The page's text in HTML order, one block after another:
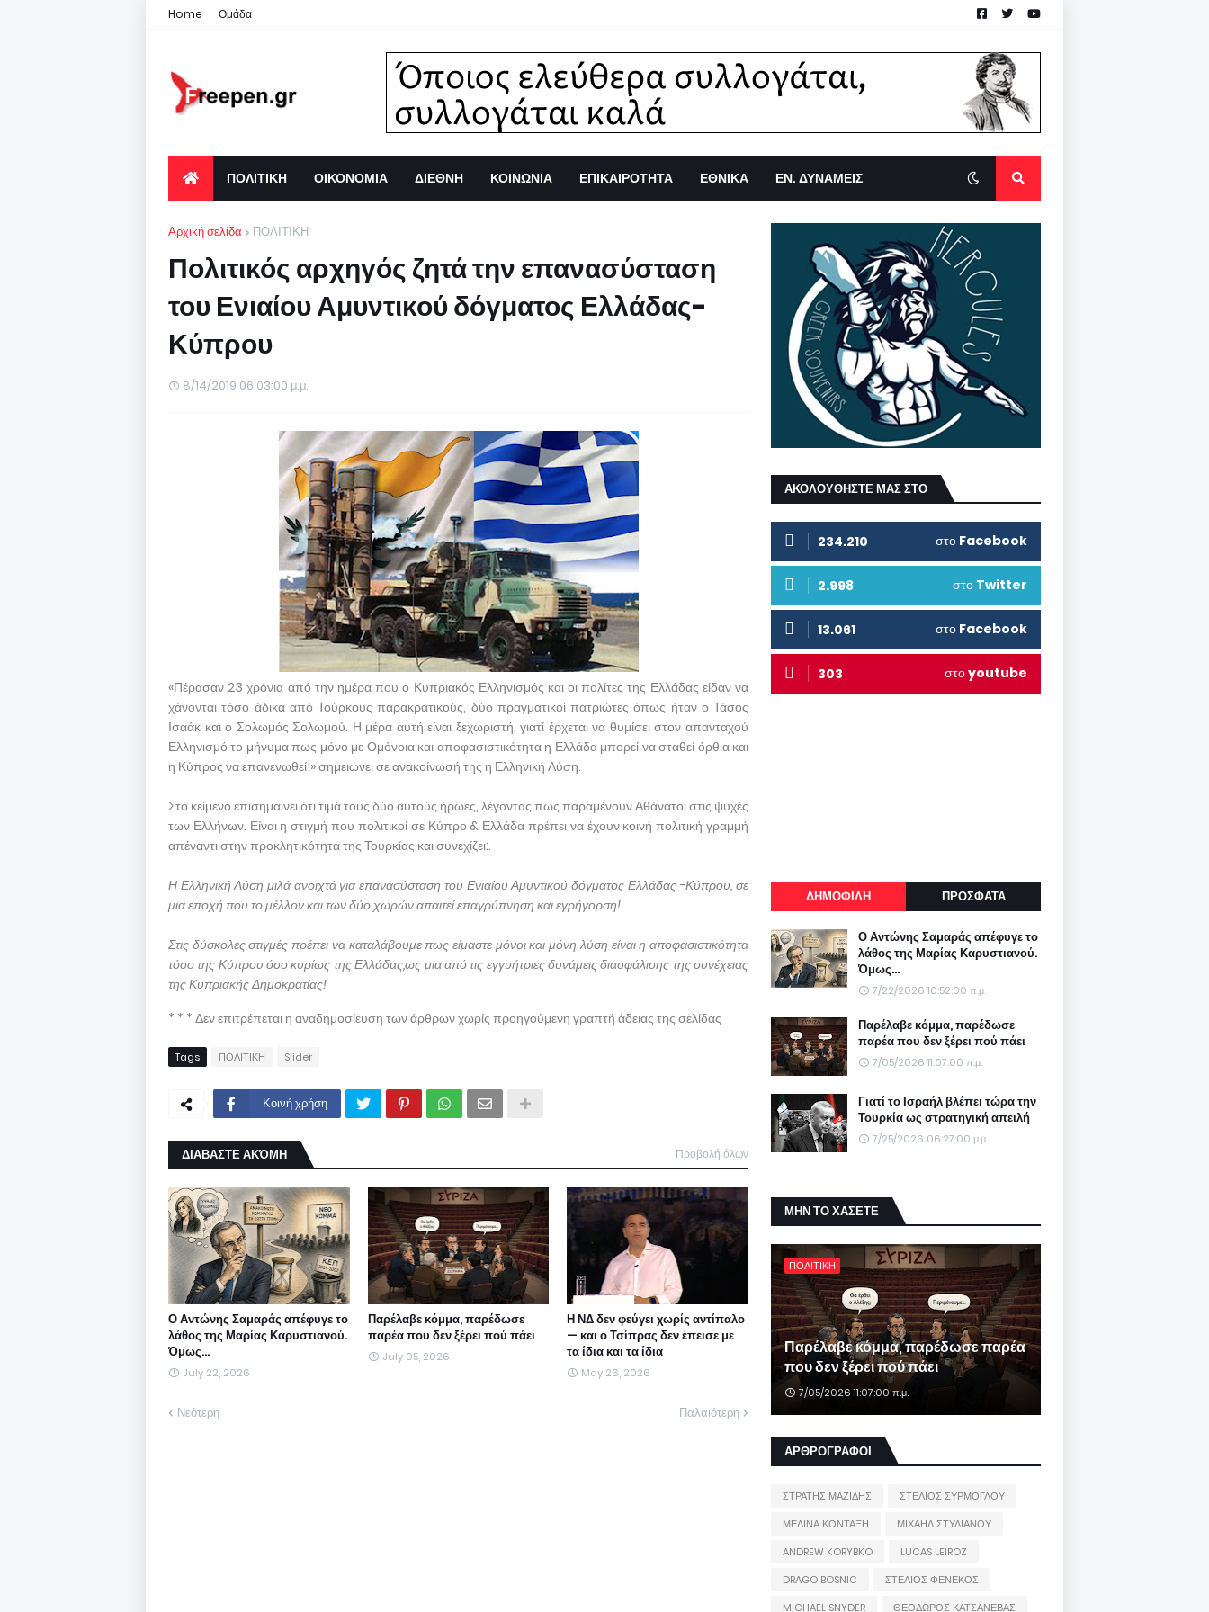
Home Ομάδα
ΠΟΛΙΤΙΚΗ ΟΙΚΟΝΟΜΙΑ ΔΙΕΘΝΗ ΚΟΙΝΩΝΙΑ ΕΠΙΚΑΙΡΟΤΗΤΑ ΕΘΝΙΚΑ ΕΝ. ΔΥΝΑΜΕΙΣ
Αρχική σελίδα ΠΟΛΙΤΙΚΗ
Πολιτικός αρχηγός ζητά την επανασύσταση
του Ενιαίου Αμυντικού δόγματος Ελλάδας-
Κύπρου
8/14/2019 06:03:00 μ.μ.
«Πέρασαν 23 χρόνια από την ημέρα που ο Κυπριακός Ελληνισμός και οι πολίτες της Ελλάδας είδαν να
χάνονται τόσο άδικα από Τούρκους παρακρατικούς, δύο πραγματικοί πατριώτες όπως ήταν ο Τάσος
Ισαάκ και ο Σολωμός Σολωμού. Η μέρα αυτή είναι ξεχωριστή, γιατί έρχεται να θυμίσει στον απανταχού
Ελληνισμό το μήνυμα πως μόνο με Ομόνοια και αποφασιστικότητα η Ελλάδα μπορεί να σταθεί όρθια και
η Κύπρος να επανενωθεί!» σημειώνει σε ανακοίνωσή της η Ελληνική Λύση.
Στο κείμενο επισημαίνει ότι τιμά τους δύο αυτούς ήρωες, λέγοντας πως παραμένουν Αθάνατοι στις ψυχές
των Ελλήνων. Είναι η στιγμή που πολιτικοί σε Κύπρο & Ελλάδα πρέπει να έχουν κοινή πολιτική γραμμή
απέναντι στην προκλητικότητα της Τουρκίας και συνεχίζει:.
Η Ελληνική Λύση μιλά ανοιχτά για επανασύσταση του Ενιαίου Αμυντικού δόγματος Ελλάδας -Κύπρου, σε
μια εποχή που το μέλλον και των δύο χωρών απαιτεί επαγρύπνηση και εγρήγορση!
Στις δύσκολες στιγμές πρέπει να καταλάβουμε πως είμαστε μόνοι και μόνη λύση είναι η αποφασιστικότητα
τόσο της Κύπρου όσο κυρίως της Ελλάδας,ως μια από τις εγγυήτριες δυνάμεις διασφάλισης της συνέχειας
της Κυπριακής Δημοκρατίας!
* * * Δεν επιτρέπεται η αναδημοσίευση των άρθρων χωρίς προηγούμενη γραπτή άδειας της σελίδας
Tags ΠΟΛΙΤΙΚΗ Slider
Κοινή χρήση
ΔΙΑΒΑΣΤΕ ΑΚΌΜΗ Προβολή όλων
Ο Αντώνης Σαμαράς απέφυγε το
λάθος της Μαρίας Καρυστιανού.
Όμως...
July 22, 2026
Παρέλαβε κόμμα, παρέδωσε
παρέα που δεν ξέρει πού πάει
July 05, 2026
Η ΝΔ δεν φεύγει χωρίς αντίπαλο
— και ο Τσίπρας δεν έπεισε με
τα ίδια και τα ίδια
May 26, 2026
Νεότερη Παλαιότερη
ΑΚΟΛΟΥΘΗΣΤΕ ΜΑΣ ΣΤΟ
234.210 στο Facebook
2.998 στο Twitter
13.061 στο Facebook
303 στοyoutube
ΔΗΜΟΦΙΛΗ ΠΡΟΣΦΑΤΑ
Ο Αντώνης Σαμαράς απέφυγε το
λάθος της Μαρίας Καρυστιανού.
Όμως...
7/22/2026 10:52:00 π.μ.
Παρέλαβε κόμμα, παρέδωσε
παρέα που δεν ξέρει πού πάει
7/05/2026 11:07:00 π.μ.
Γιατί το Ισραήλ βλέπει τώρα την
Τουρκία ως στρατηγική απειλή
7/25/2026 06:27:00 μ.μ.
ΜΗΝ ΤΟ ΧΑΣΕΤΕ
ΠΟΛΙΤΙΚΗ
Παρέλαβε κόμμα, παρέδωσε παρέα
που δεν ξέρει πού πάει
7/05/2026 11:07:00 π.μ.
ΑΡΘΡΟΓΡΑΦΟΙ
ΣΤΡΑΤΗΣ ΜΑΖΙΔΗΣ
ΣΤΕΛΙΟΣ ΣΥΡΜΟΓΛΟΥ
ΜΕΛΙΝΑ ΚΟΝΤΑΞΗ
ΜΙΧΑΗΛ ΣΤΥΛΙΑΝΟΥ
ANDREW KORYBKO
LUCAS LEIROZ
DRAGO BOSNIC
ΣΤΕΛΙΟΣ ΦΕΝΕΚΟΣ
MICHAEL SNYDER
ΘΕΟΔΩΡΟΣ ΚΑΤΣΑΝΕΒΑΣ